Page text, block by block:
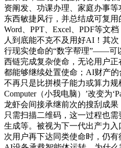
资阐发、功课办理、家庭办事
东西敏捷风行，并总结成可复
Word、PPT、Excel、PDF等文
人到底能不克不及用好AI！其
行现实使命的“数字帮理”——可
西链完成复杂使命，无论用户
都能够继续处置使命；AI财产的
不再只是比拼模子能力或算力规
Computer（小我电脑）’改变为
龙虾会间接承继前次的搜刮成
只需扫描二维码，这一过程也
生成等。被视为下一代出产力
次用户再下达同类使命时，仍